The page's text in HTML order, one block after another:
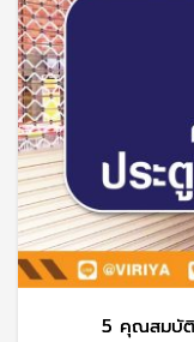
5 คุณสมบัติ